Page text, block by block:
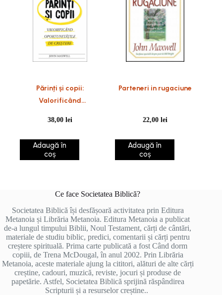
Părinți și copii:
Valorificând
creștere
38,00lei
Adaugă în
coș
Parteneri in rugaciune
22,00lei
Adaugă în
coș
Ce face Societatea Biblică?
Societatea Biblică își desfășoară activitatea prin Editura
Metanoia și Librăria Metanoia. Editura Metanoia a publicat
de-a lungul timpului Biblii, Noul Testament, cărți de cântări,
materiale de studiu biblic, predici, comentarii și cărți pentru
creștere spirituală. Prima carte publicată a fost Când dorm
copiii, de Trena McDougal, în anul 2002. Prin Librăria
Metanoia, aceste materiale ajung la cititori, alături de alte cărți
creștine, cadouri, muzică, reviste, jocuri și produse de
papetărie. Astfel, Societatea Biblică sprijină răspândirea
Scripturii și a resurselor creștine..